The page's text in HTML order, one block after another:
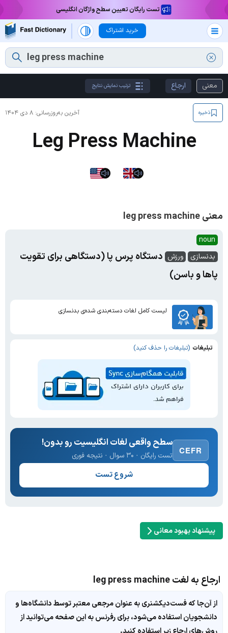
تست رایگان تعیین سطح واژگان انگلیسی
خرید اشتراک
معنی ارجاع ترتیب نمایش نتایج
آخرین به‌روزرسانی: ۸ دی ۱۴۰۴ ذخیره
Leg Press Machine
معنی leg press machine
noun
بدنسازی
ورزش دستگاه پرس پا (دستگاهی برای تقویت
پاها و باسن)
لیست کامل لغات دسته‌بندی شده‌ی بدنسازی
تبلیغات (تبلیغات را حذف کنید)
CEFR
سطح واقعی لغات انگلیسیت رو بدون!
تست رایگان · ۳۰ سوال · نتیجه فوری
شروع تست
پیشنهاد بهبود معانی
ارجاع به لغت leg press machine
از آن‌جا که فست‌دیکشنری به عنوان مرجعی معتبر توسط دانشگاه‌ها و
دانشجویان استفاده می‌شود، برای رفرنس به این صفحه می‌توانید از